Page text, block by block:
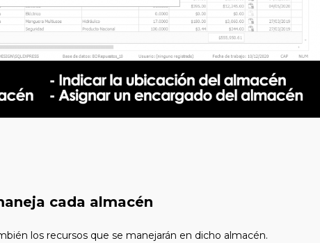
cada almacén
los recursos que se manejarán en dicho almacén.